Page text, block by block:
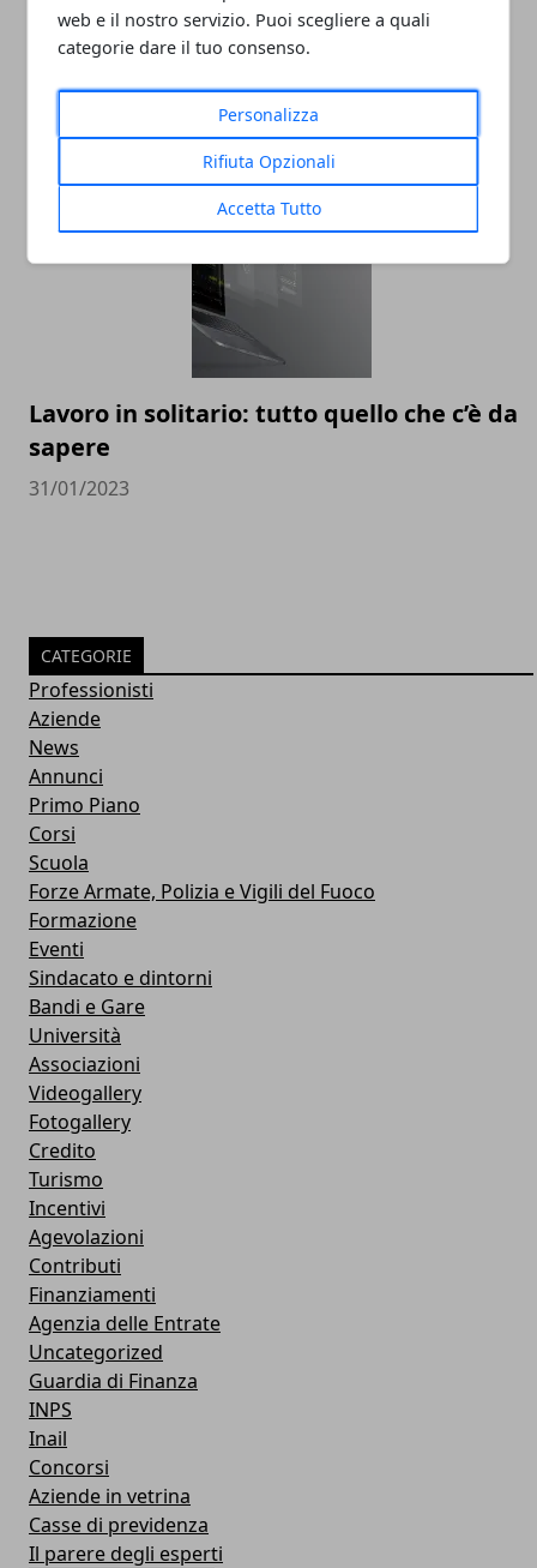
web e il nostro servizio. Puoi scegliere a quali
categorie dare il tuo consenso.
Personalizza
Rifiuta Opzionali
Accetta Tutto
Social Media Marketing e Mondo del
Lavoro: Un'Analisi
Lavoro in solitario: tutto quello che c’è da
sapere
31/01/2023
CATEGORIE
Professionisti
Aziende
News
Annunci
Primo Piano
Corsi
Scuola
Forze Armate, Polizia e Vigili del Fuoco
Formazione
Eventi
Sindacato e dintorni
Bandi e Gare
Università
Associazioni
Videogallery
Fotogallery
Credito
Turismo
Incentivi
Agevolazioni
Contributi
Finanziamenti
Agenzia delle Entrate
Uncategorized
Guardia di Finanza
INPS
Inail
Concorsi
Aziende in vetrina
Casse di previdenza
Il parere degli esperti